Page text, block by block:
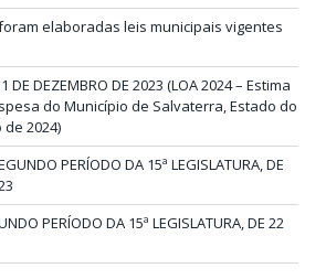
elaboradas leis municipais vigentes
DE DEZEMBRO DE 2023 (LOA 2024 – Estima
do Município de Salvaterra, Estado do
2024)
PERÍODO DA 15ª LEGISLATURA, DE
PERÍODO DA 15ª LEGISLATURA, DE 22